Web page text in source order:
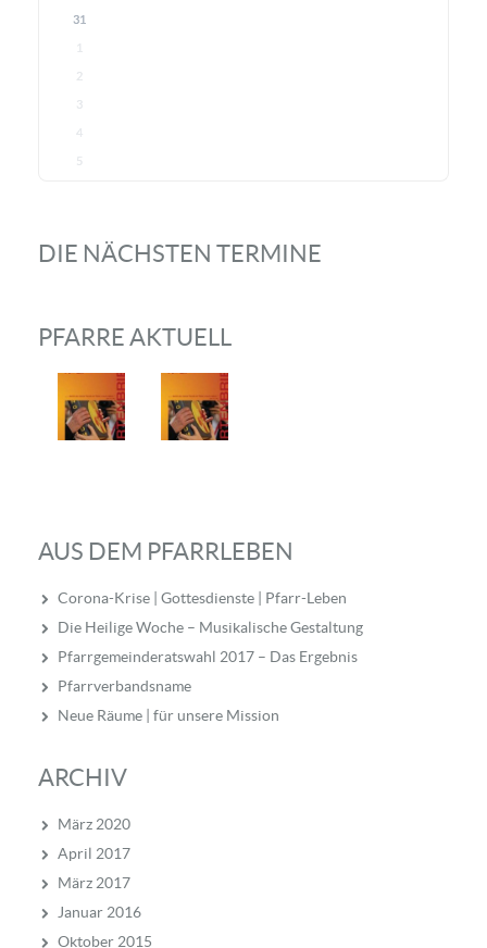
31
1
2
3
4
5
DIE NÄCHSTEN TERMINE
PFARRE AKTUELL
AUS DEM PFARRLEBEN
Corona-Krise | Gottesdienste | Pfarr-Leben
Die Heilige Woche – Musikalische Gestaltung
Pfarrgemeinderatswahl 2017 – Das Ergebnis
Pfarrverbandsname
Neue Räume | für unsere Mission
ARCHIV
März 2020
April 2017
März 2017
Januar 2016
Oktober 2015